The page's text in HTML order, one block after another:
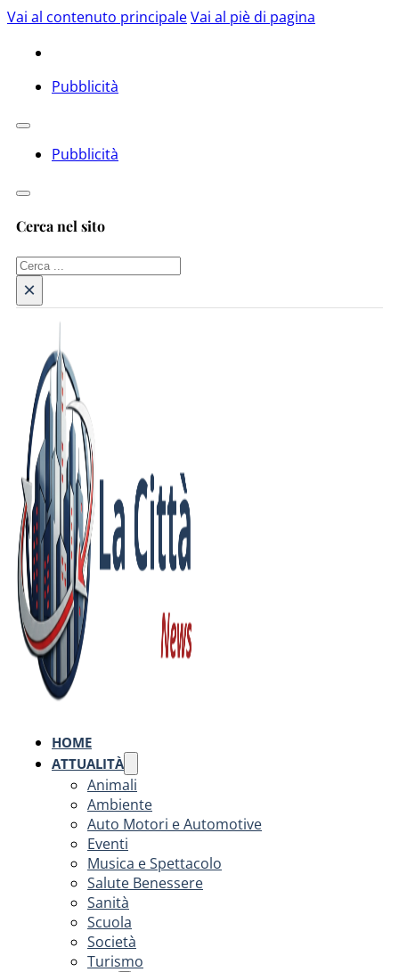
Vai al contenuto principaleVai al piè di pagina
Pubblicità
Pubblicità
Cerca nel sito
Cerca
×
HOME
ATTUALITÀ
Animali
Ambiente
Auto Motori e Automotive
Eventi
Musica e Spettacolo
Salute Benessere
Sanità
Scuola
Società
Turismo